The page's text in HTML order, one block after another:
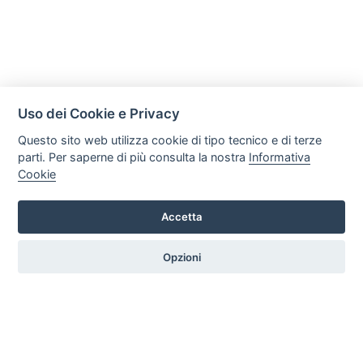
Immobiliare La Fenice di Camperi Erica
Via Argine Sinistro Goffredo Alterisio 172, 18100, Imperia
Tel. +39 3474643678 Email: erica.lafenice@gmail.com P.iva:
Uso dei Cookie e Privacy
Questo sito web utilizza cookie di tipo tecnico e di terze
parti. Per saperne di più consulta la nostra Informativa
Cookie
Accetta
Opzioni